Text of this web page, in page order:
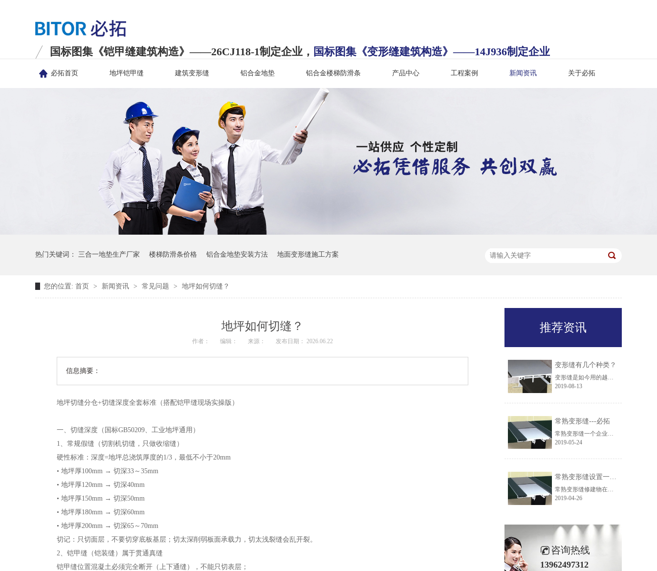
国标图集《铠甲缝建筑构造》——26CJ118-1制定企业， 国标图集《变形缝建筑构造》——14J936制定企业
建筑变形缝批发热线：
必拓首页 地坪铠甲缝 建筑变形缝 铝合金地垫 铝合金楼梯防滑条 产品中心 工程案例 新闻资讯 关于必拓
热门关键词： 三合一地垫生产厂家 楼梯防滑条价格 铝合金地垫安装方法 地面变形缝施工方案
您的位置: 首页 > 新闻资讯 > 常见问题 > 地坪如何切缝？
地坪如何切缝？
作者： 编辑： 来源： 发布日期： 2026.06.22
信息摘要：
地坪切缝分仓+切缝深度全套标准（搭配铠甲缝现场实操版）
一、切缝深度（国标GB50209、工业地坪通用）
1、常规假缝（切割机切缝，只做收缩缝）
硬性标准：深度=地坪总浇筑厚度的1/3，最低不小于20mm
• 地坪厚100mm → 切深33～35mm
• 地坪厚120mm → 切深40mm
• 地坪厚150mm → 切深50mm
• 地坪厚180mm → 切深60mm
• 地坪厚200mm → 切深65～70mm
切记：只切面层，不要切穿底板基层；切太深削弱板面承载力，切太浅裂缝会乱开裂。
2、铠甲缝（铠装缝）属于贯通真缝
铠甲缝位置混凝土必须完全断开（上下通缝），不能只切表层；
推荐资讯
变形缝有几个种类？
变形缝是如今用的越来越多的一种修建材料，它的运用性能很高，并且价钱也非常的廉价，变形缝可以省下不少费事，并且也可以让房子的运用寿命变长，房子外壁长时间被风吹雨打的，也不会损坏，更不会由于一些东西在上面而被腐蚀，变形缝是非常好用的，可是变形缝又分为几个品种：
2019-08-13
常熟变形缝---必拓
2019-05-24
常熟变形缝设置一般要求
常熟变形缝修建物在外界要素效果下常会发生变形，招致开裂以致毁坏。变形缝是针对这种情况而预留的结构缝。变形缝可分为伸缩缝、沉降缝、防震缝三种。常熟变形缝修建构件修建构件因温度和湿度等要素的改变会发生胀缩变形。为此，一般在修建物恰当的部位设置竖缝，自基础以上将房子的墙体、楼板层、房顶等构件断开，将修建物别离成几个独立的局部，使各局部都有伸缩的地步。变形主要是因温度改变惹起的，所以伸缩缝又称温度缝。修建物上设置单个伸缩缝的最大距离，应依据修建材料、结构方法、运用情况、施工条件以及当地气温文湿度改变等要素肯定，砖石结构为100～150米，钢筋混凝土结构为35～75米，无筋混凝土为10～20米，各种结构的设计标准中都有相应的规矩。常熟变形缝的结构
2019-04-26
咨询热线
13962497312